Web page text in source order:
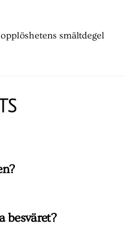
smältdegel
besväret?